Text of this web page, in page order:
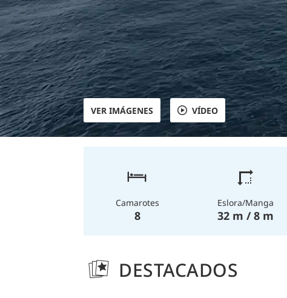
VER IMÁGENES VÍDEO
Camarotes
8
Eslora/Manga
32 m / 8 m
DESTACADOS